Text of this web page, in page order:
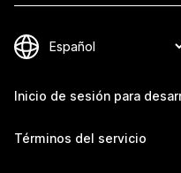
Inicio de sesión para
Términos del servicio